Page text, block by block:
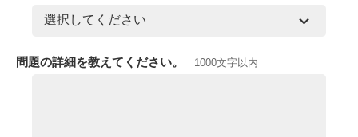
問題の詳細を教えてください。 1000文字以内